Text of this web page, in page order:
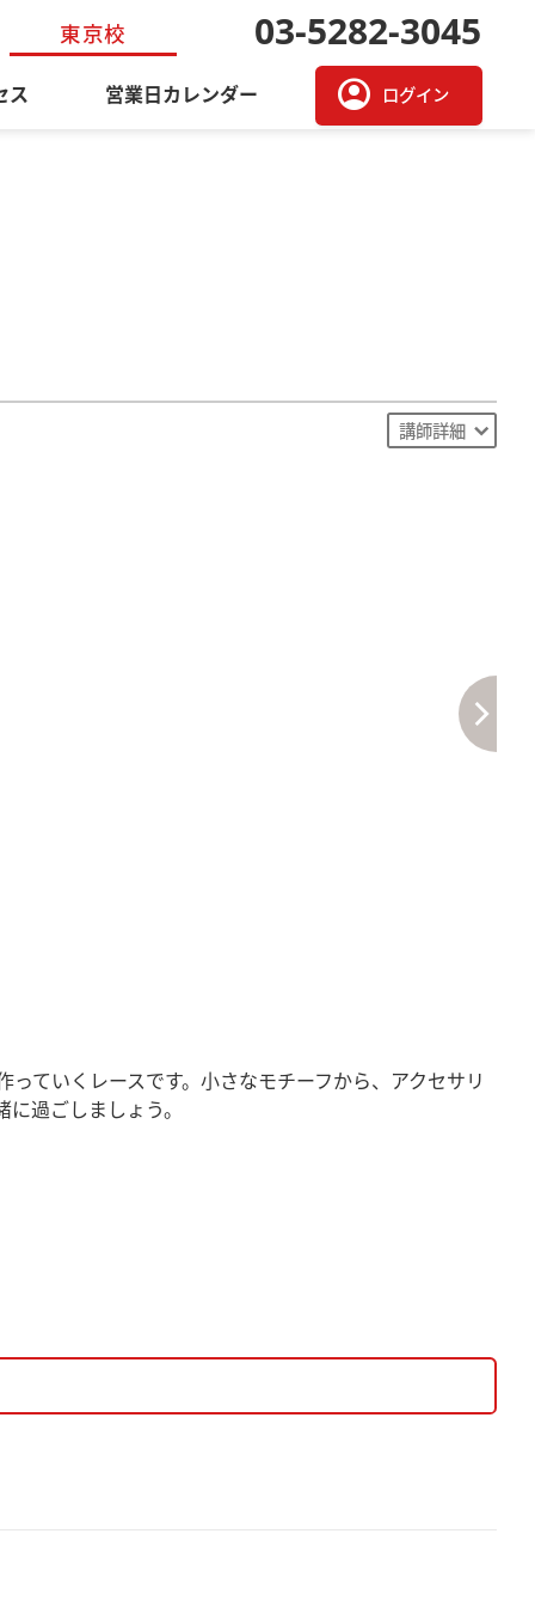
東京校 03-5282-3045
ス 営業日カレンダー account_circle ログイン
講師詳細
ていくレースです。小さなモチーフから、アクセサリ
過ごしましょう。